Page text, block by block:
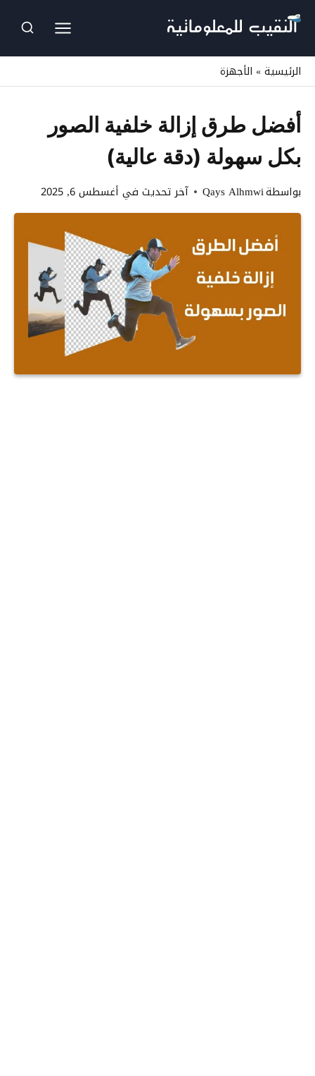
التجاوز
المحتوى
الرئيسية» الأجهزة
أفضل طرق إزالة خلفية الصور
بكل سهولة (دقة عالية)
بواسطةQays Alhmwi آخر تحديث في أغسطس 6, 2025